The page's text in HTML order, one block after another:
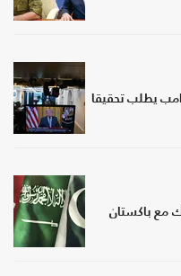
يطلب تحقيقا
مع باكستان